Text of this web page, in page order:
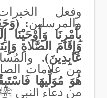
وفعل
والمرسلين:
بِأَمْرِنَا
وَإِقَامَ الصَّلَاةِ
عَابِدِينَ).
من علامات
هُوَ مُوَلِّيهَا
من دعاء النبي